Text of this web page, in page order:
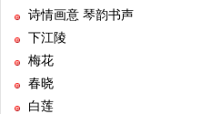
诗情画意 琴韵书声
下江陵
梅花
春晓
白莲